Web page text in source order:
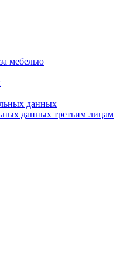
мебелью
данных
данных третьим лицам